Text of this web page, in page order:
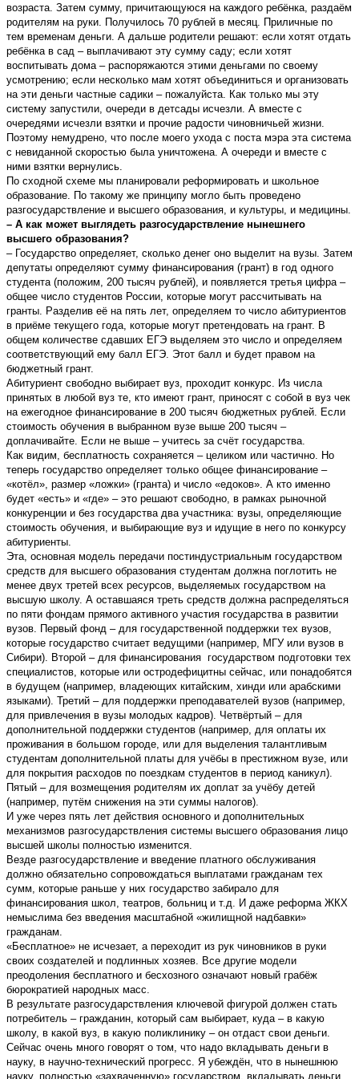
возраста. Затем сумму, причитающуюся на каждого ребёнка, раздаём
родителям на руки. Получилось 70 рублей в месяц. Приличные по
тем временам деньги. А дальше родители решают: если хотят отдать
ребёнка в сад – выплачивают эту сумму саду; если хотят
воспитывать дома – распоряжаются этими деньгами по своему
усмотрению; если несколько мам хотят объединиться и организовать
на эти деньги частные садики – пожалуйста. Как только мы эту
систему запустили, очереди в детсады исчезли. А вместе с
очередями исчезли взятки и прочие радости чиновничьей жизни.
Поэтому немудрено, что после моего ухода с поста мэра эта система
с невиданной скоростью была уничтожена. А очереди и вместе с
ними взятки вернулись.
По сходной схеме мы планировали реформировать и школьное
образование. По такому же принципу могло быть проведено
разгосударствление и высшего образования, и культуры, и медицины.
– А как может выглядеть разгосударствление нынешнего
высшего образования?
– Государство определяет, сколько денег оно выделит на вузы. Затем
депутаты определяют сумму финансирования (грант) в год одного
студента (положим, 200 тысяч рублей), и появляется третья цифра –
общее число студентов России, которые могут рассчитывать на
гранты. Разделив её на пять лет, определяем то число абитуриентов
в приёме текущего года, которые могут претендовать на грант. В
общем количестве сдавших ЕГЭ выделяем это число и определяем
соответствующий ему балл ЕГЭ. Этот балл и будет правом на
бюджетный грант.
Абитуриент свободно выбирает вуз, проходит конкурс. Из числа
принятых в любой вуз те, кто имеют грант, приносят с собой в вуз чек
на ежегодное финансирование в 200 тысяч бюджетных рублей. Если
стоимость обучения в выбранном вузе выше 200 тысяч –
доплачивайте. Если не выше – учитесь за счёт государства.
Как видим, бесплатность сохраняется – целиком или частично. Но
теперь государство определяет только общее финансирование –
«котёл», размер «ложки» (гранта) и число «едоков». А кто именно
будет «есть» и «где» – это решают свободно, в рамках рыночной
конкуренции и без государства два участника: вузы, определяющие
стоимость обучения, и выбирающие вуз и идущие в него по конкурсу
абитуриенты.
Эта, основная модель передачи постиндустриальным государством
средств для высшего образования студентам должна поглотить не
менее двух третей всех ресурсов, выделяемых государством на
высшую школу. А оставшаяся треть средств должна распределяться
по пяти фондам прямого активного участия государства в развитии
вузов. Первый фонд – для государственной поддержки тех вузов,
которые государство считает ведущими (например, МГУ или вузов в
Сибири). Второй – для финансирования государством подготовки тех
специалистов, которые или остродефицитны сейчас, или понадобятся
в будущем (например, владеющих китайским, хинди или арабскими
языками). Третий – для поддержки преподавателей вузов (например,
для привлечения в вузы молодых кадров). Четвёртый – для
дополнительной поддержки студентов (например, для оплаты их
проживания в большом городе, или для выделения талантливым
студентам дополнительной платы для учёбы в престижном вузе, или
для покрытия расходов по поездкам студентов в период каникул).
Пятый – для возмещения родителям их доплат за учёбу детей
(например, путём снижения на эти суммы налогов).
И уже через пять лет действия основного и дополнительных
механизмов разгосударствления системы высшего образования лицо
высшей школы полностью изменится.
Везде разгосударствление и введение платного обслуживания
должно обязательно сопровождаться выплатами гражданам тех
сумм, которые раньше у них государство забирало для
финансирования школ, театров, больниц и т.д. И даже реформа ЖКХ
немыслима без введения масштабной «жилищной надбавки»
гражданам.
«Бесплатное» не исчезает, а переходит из рук чиновников в руки
своих создателей и подлинных хозяев. Все другие модели
преодоления бесплатного и бесхозного означают новый грабёж
бюрократией народных масс.
В результате разгосударствления ключевой фигурой должен стать
потребитель – гражданин, который сам выбирает, куда – в какую
школу, в какой вуз, в какую поликлинику – он отдаст свои деньги.
Сейчас очень много говорят о том, что надо вкладывать деньги в
науку, в научно-технический прогресс. Я убеждён, что в нынешнюю
науку, полностью «захваченную» государством, вкладывать деньги